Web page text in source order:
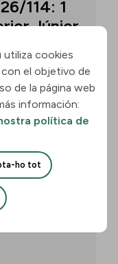
114: 1
Júnior
- Tècnic/a
de
Aphasia &
11
Uneix-te
utiliza cookies
el objetivo de
de la página web
información:
política de
ho tot